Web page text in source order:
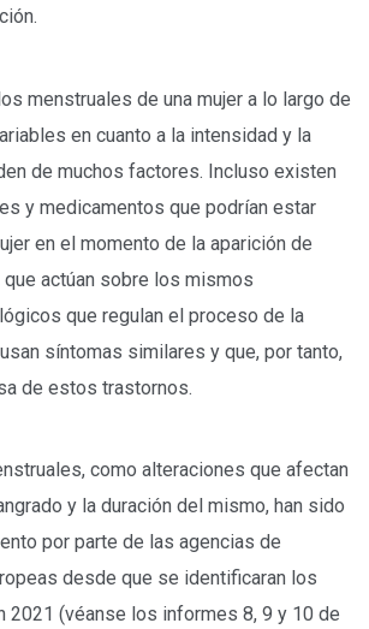
menstruales de una mujer a lo largo de
en cuanto a la intensidad y la
de muchos factores. Incluso existen
y medicamentos que podrían estar
en el momento de la aparición de
actúan sobre los mismos
que regulan el proceso de la
síntomas similares y que, por tanto,
de estos trastornos.
como alteraciones que afectan
y la duración del mismo, han sido
por parte de las agencias de
desde que se identificaran los
2021 (véanse los informes 8, 9 y 10 de